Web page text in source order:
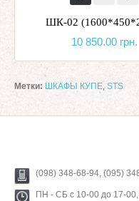
ШК-02
10 850.00 грн.
Метки: ШКАФЫ КУПЕ, STS
(098) 348-68-94, (095)
ПН - СБ с 10-00 до 17-